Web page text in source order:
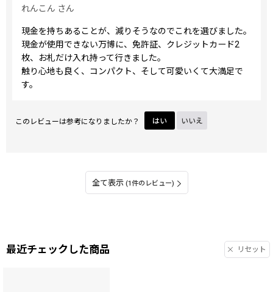
れんこん さん
現金を持ちあることが、減りそうなのでこれを選びました。
現金が使用できない万博に、免許証、クレジットカード2
枚、お札だけ入れ持って行きました。
触り心地も良く、コンパクト、そして可愛いくて大満足で
す。
このレビューは参考になりましたか？ はい いいえ
全て表示 (1件のレビュー)
最近チェックした商品 リセット